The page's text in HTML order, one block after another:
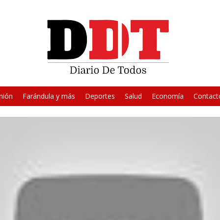
Farándula y más Deportes Salud Economía
PLD, Gonzalo Castillo